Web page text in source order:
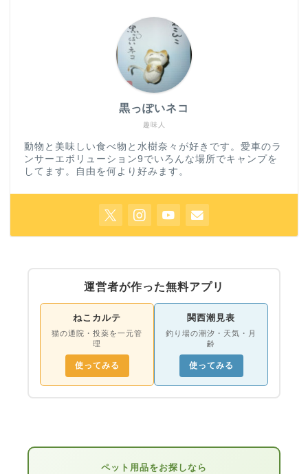
趣味人
黒っぽいネコ
動物と美味しい食べ物と水樹奈々が好きです。愛車のラ
ンサーエボリューション9でいろんな場所でキャンプを
してます。自由を何より好みます。
運営者が作った無料アプリ
ねこカルテ
猫の通院・投薬を一元管
理
使ってみる
関西潮見表
釣り場の潮汐・天気・月
齢
使ってみる
ペット用品をお探しなら